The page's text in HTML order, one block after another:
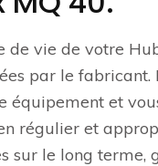
vie de votre
par le
équipement et
régulier et
sur le long terme,